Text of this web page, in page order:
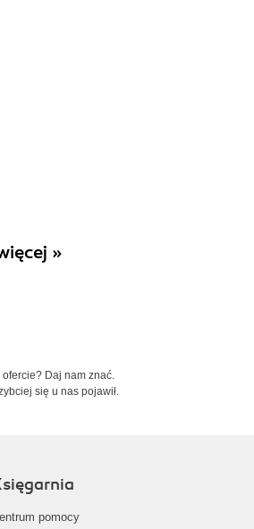
»
Daj nam znać.
się u nas pojawił.
pomocy